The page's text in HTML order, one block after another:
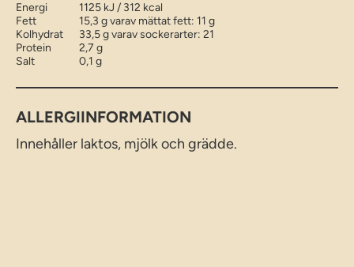
Energi
1125 kJ / 312 kcal
Fett
15,3 g varav mättat fett: 11 g
Kolhydrat
33,5 g varav sockerarter: 21
Protein
2,7 g
Salt
0,1 g
ALLERGIINFORMATION
Innehåller laktos, mjölk och grädde.